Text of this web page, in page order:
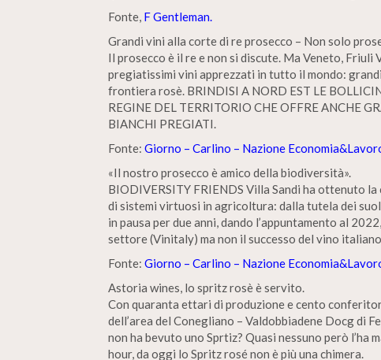
Fonte, F Gentleman.
Grandi vini alla corte di re prosecco – Non solo
Il prosecco è il re e non si discute. Ma Veneto,
pregiatissimi vini apprezzati in tutto il mondo:
frontiera rosè. BRINDISI A NORD EST LE
REGINE DEL TERRITORIO CHE OFFRE ANCHE
BIANCHI PREGIATI.
Fonte: Giorno – Carlino – Nazione
«Il nostro prosecco è amico della biodiversità».
BIODIVERSITY FRIENDS Villa Sandi ha ottenuto
di sistemi virtuosi in agricoltura: dalla tutela dei
in pausa per due anni, dando l’appuntamento al
settore (Vinitaly) ma non il successo del vino
Fonte: Giorno – Carlino – Nazione
Astoria wines, lo spritz rosè è servito.
Con quaranta ettari di produzione e cento
dell’area del Conegliano – Valdobbiadene Docg di
non ha bevuto uno Sprtiz? Quasi nessuno però l’ha
hour, da oggi lo Spritz rosé non è più una chimera.